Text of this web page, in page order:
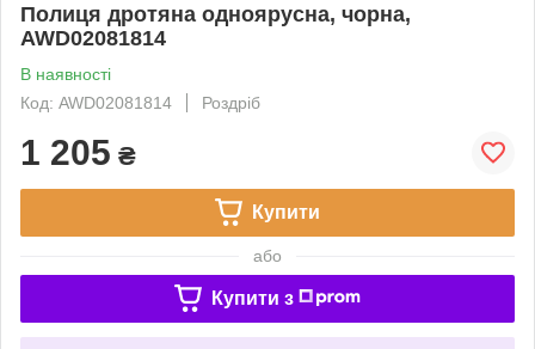
Полиця дротяна одноярусна, чорна,
AWD02081814
В наявності
Код: AWD02081814
Роздріб
1 205 ₴
Купити
або
Купити з